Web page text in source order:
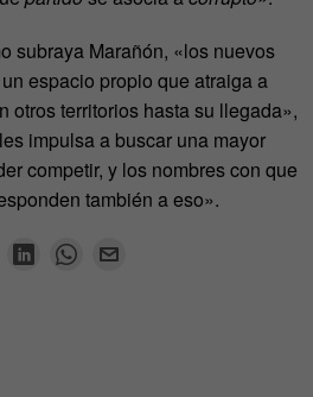
subraya Marañón, «los nuevos
espacio propio que atraiga a
otros territorios hasta su llegada»,
impulsa a buscar una mayor
competir, y los nombres con que
también a eso».